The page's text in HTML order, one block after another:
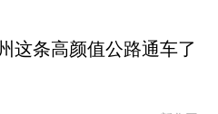
这条高颜值公路通车了